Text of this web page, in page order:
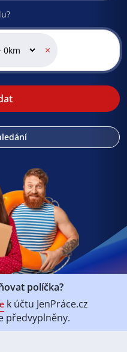
×
políčka?
k účtu JenPráce.cz
předvyplněny.